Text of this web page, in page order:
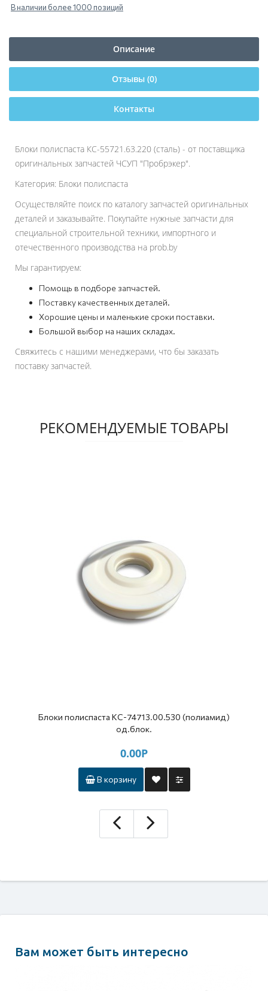
В наличии более 1000 позиций
Описание
Отзывы (0)
Контакты
Блоки полиспаста КС-55721.63.220 (сталь) - от поставщика
оригинальных запчастей ЧСУП "Пробрэкер".
Категория: Блоки полиспаста
Осуществляйте поиск по каталогу запчастей оригинальных
деталей и заказывайте. Покупайте нужные запчасти для
специальной строительной техники, импортного и
отечественного производства на prob.by
Мы гарантируем:
Помощь в подборе запчастей.
Поставку качественных деталей.
Хорошие цены и маленькие сроки поставки.
Большой выбор на наших складах.
Свяжитесь с нашими менеджерами, что бы заказать
поставку запчастей.
РЕКОМЕНДУЕМЫЕ ТОВАРЫ
Блоки полиспаста КС-74713.00.530 (полиамид)
од.блок.
0.00Р
В корзину
Вам может быть интересно